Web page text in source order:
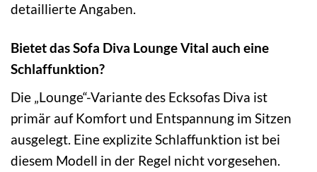
detaillierte Angaben.
Bietet das Sofa Diva Lounge Vital auch eine
Schlaffunktion?
Die „Lounge“-Variante des Ecksofas Diva ist
primär auf Komfort und Entspannung im Sitzen
ausgelegt. Eine explizite Schlaffunktion ist bei
diesem Modell in der Regel nicht vorgesehen.